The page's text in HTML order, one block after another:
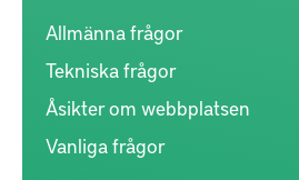
Allmänna frågor
Tekniska frågor
Åsikter om webbplatsen
Vanliga frågor